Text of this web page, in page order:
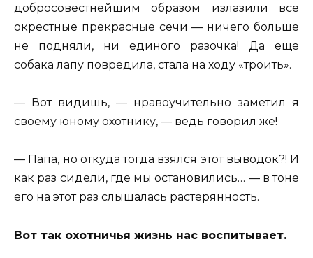
добросовестнейшим образом излазили все
окрестные прекрасные сечи — ничего больше
не подняли, ни единого разочка! Да еще
собака лапу повредила, стала на ходу «троить».
— Вот видишь, — нравоучительно заметил я
своему юному охотнику, — ведь говорил же!
— Папа, но откуда тогда взялся этот выводок?! И
как раз сидели, где мы остановились… — в тоне
его на этот раз слышалась растерянность.
Вот так охотничья жизнь нас воспитывает.